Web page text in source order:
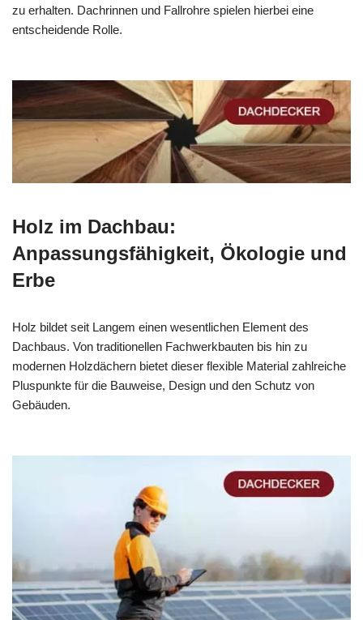
zu erhalten. Dachrinnen und Fallrohre spielen hierbei eine
entscheidende Rolle.
Holz im Dachbau:
Anpassungsfähigkeit, Ökologie und
Erbe
Holz bildet seit Langem einen wesentlichen Element des
Dachbaus. Von traditionellen Fachwerkbauten bis hin zu
modernen Holzdächern bietet dieser flexible Material zahlreiche
Pluspunkte für die Bauweise, Design und den Schutz von
Gebäuden.